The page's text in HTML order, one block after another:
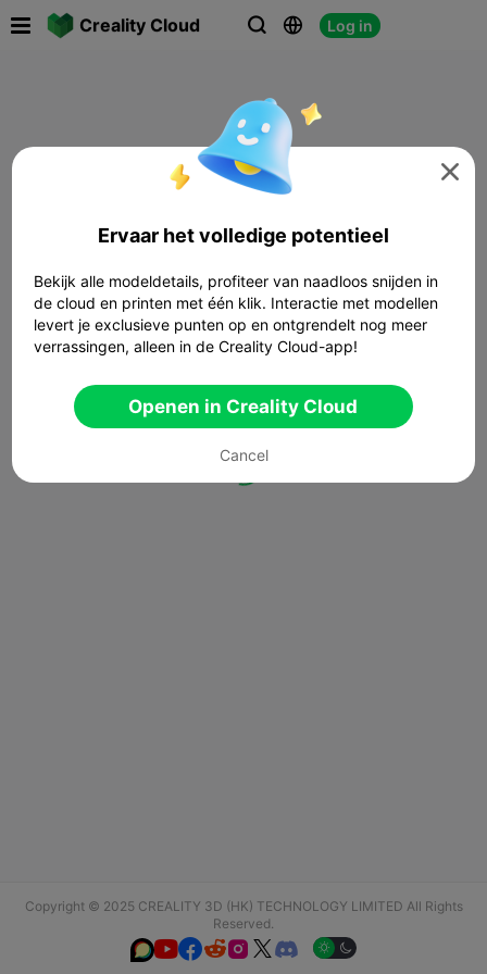
Creality Cloud   Log in
Copyright © 2025 CREALITY 3D (HK) TECHNOLOGY LIMITED All Rights
Reserved.
  

Ervaar het volledige potentieel
Bekijk alle modeldetails, profiteer van naadloos snijden in
de cloud en printen met één klik. Interactie met modellen
levert je exclusieve punten op en ontgrendelt nog meer
verrassingen, alleen in de Creality Cloud-app!
Openen in Creality Cloud
Cancel